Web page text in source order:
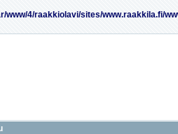
www/4/raakkiolavi/sites/www.raakkila.fi/